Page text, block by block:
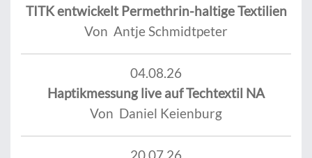
TITK entwickelt Permethrin-haltige Textilien
Von Antje Schmidtpeter
04.08.26
Haptikmessung live auf Techtextil NA
Von Daniel Keienburg